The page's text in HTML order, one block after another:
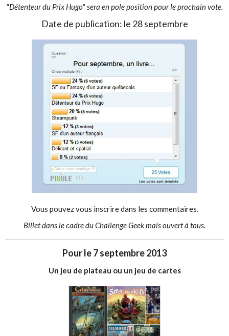
"Détenteur du Prix Hugo" sera en pole position pour le prochain vote.
Date de publication: le 28 septembre
Vous pouvez vous inscrire dans les commentaires.
Billet dans le cadre du Challenge Geek mais ouvert à tous.
Pour le 7 septembre 2013
Un jeu de plateau ou un jeu de cartes